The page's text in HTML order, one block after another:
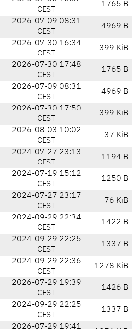
CEST
1765 B
2026-07-09 08:31
CEST
4969 B
2026-07-30 16:34
CEST
399 KiB
2026-07-30 17:48
CEST
1765 B
2026-07-09 08:31
CEST
4969 B
2026-07-30 17:50
CEST
399 KiB
2026-08-03 10:02
CEST
37 KiB
2024-07-27 23:13
CEST
1194 B
2024-07-19 15:12
CEST
1250 B
2024-07-27 23:17
CEST
76 KiB
2024-09-29 22:34
CEST
1422 B
2024-09-29 22:25
CEST
1337 B
2024-09-29 22:36
CEST
1278 KiB
2026-07-29 19:39
CEST
1426 B
2024-09-29 22:25
CEST
1337 B
2026-07-29 19:41